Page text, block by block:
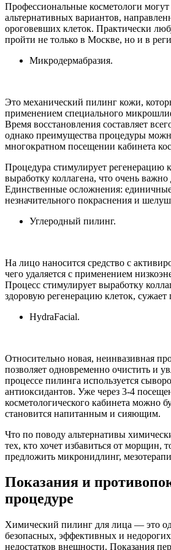
Профессиональные косметологи
альтернативных вариантов,
ороговевших клеток. Практически
пройти не только в Москве, но и в
Микродермабразия.
Это механический пилинг кожи,
применением специального
Время восстановления составляет
однако преимущества процедуры
многократном посещении кабинета
Процедура стимулирует регенерацию
выработку коллагена, что очень
Единственные осложнения:
незначительного покраснения и
Углеродный пилинг.
На лицо наносится средство с
чего удаляется с применением
Процесс стимулирует выработку
здоровую регенерацию клеток, сужает
HydraFacial.
Относительно новая, неинвазивная
позволяет одновременно очистить и
процессе пилинга используется
антиоксидантов. Уже через 3-4
косметологического кабинета можно
становится напитанным и сияющим.
Что по поводу альтернативы
тех, кто хочет избавиться от морщин,
предложить микронидлинг,
Показания и
процедуре
Химический пилинг для лица — это
безопасных, эффективных и
недостатков внешности. Показания